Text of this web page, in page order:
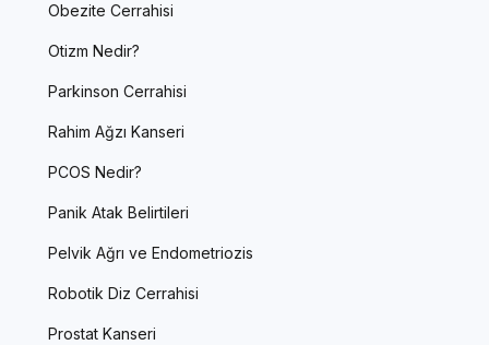
Obezite Cerrahisi
Otizm Nedir?
Parkinson Cerrahisi
Rahim Ağzı Kanseri
PCOS Nedir?
Panik Atak Belirtileri
Pelvik Ağrı ve Endometriozis
Robotik Diz Cerrahisi
Prostat Kanseri